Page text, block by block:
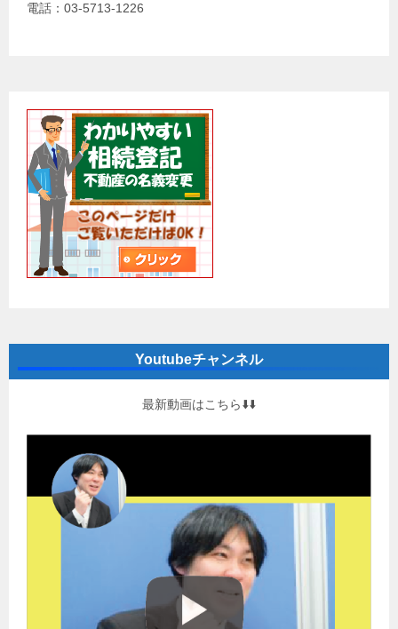
電話：03-5713-1226
Youtubeチャンネル
最新動画はこちら⬇️⬇️